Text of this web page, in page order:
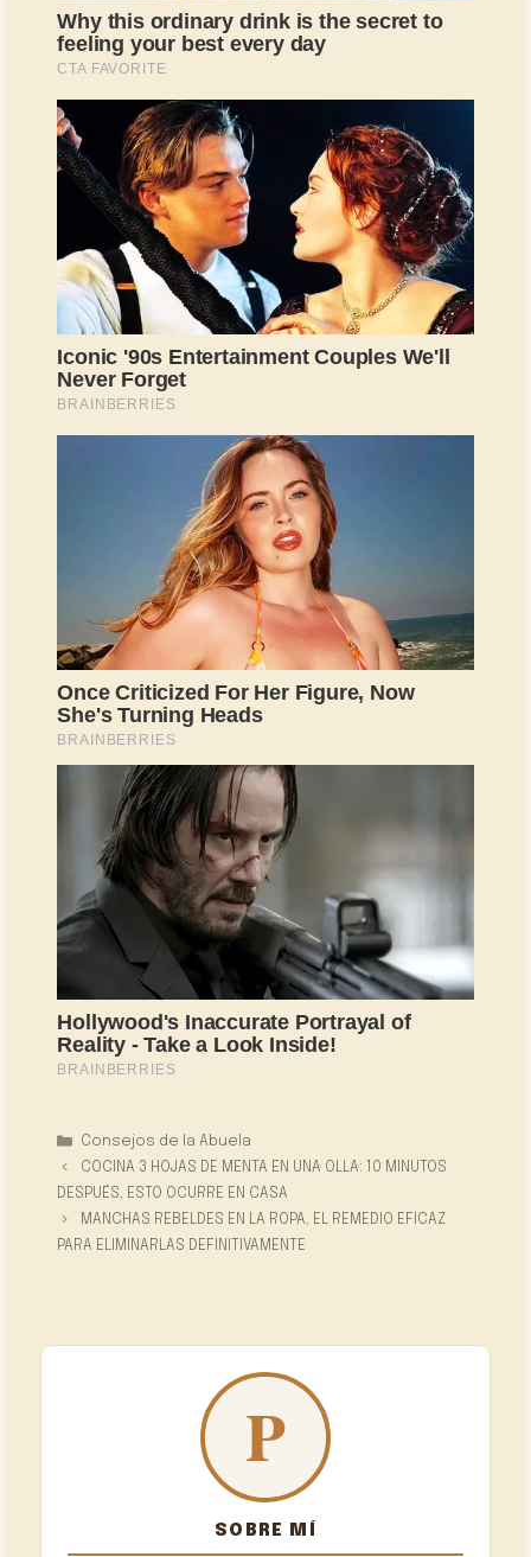
Categorías
Consejos de la Abuela
COCINA 3 HOJAS DE MENTA EN UNA OLLA: 10 MINUTOS
DESPUÉS, ESTO OCURRE EN CASA
MANCHAS REBELDES EN LA ROPA, EL REMEDIO EFICAZ
PARA ELIMINARLAS DEFINITIVAMENTE
SOBRE MÍ